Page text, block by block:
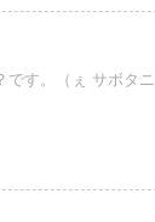
です。（ぇ サボタニ